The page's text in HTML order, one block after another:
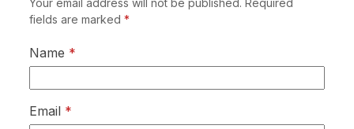
Your email address will not be published. Required
fields are marked*
Name *
Email *